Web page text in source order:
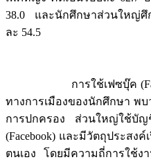
38.0 และนักศึกษาส่วนใหญ่ศึ
ละ 54.5
การใช้เฟซบุ๊ค
ทางการเมืองของนักศึกษา พ
การปกครอง ส่วนใหญ่ใช้บัญ
(Facebook) และมีวัตถุประสงค์
ตนเอง โดยมีความถี่การใช้ง